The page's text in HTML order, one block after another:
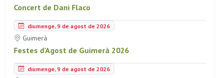
Concert de Dani Flaco
diumenge, 9 de agost de 2026
Guimerà
Festes d'Agost de Guimerà 2026
diumenge, 9 de agost de 2026